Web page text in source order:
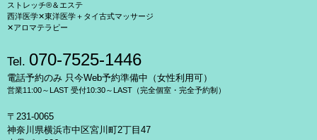
ストレッチ®＆エステ
西洋医学✕東洋医学＋タイ古式マッサージ
✕アロマテラピー
Tel. 070-7525-1446
電話予約のみ 只今Web予約準備中（女性利用可）
営業11:00～LAST 受付10:30～LAST（完全個室・完全予約制）
〒231-0065
神奈川県横浜市中区宮川町2丁目47